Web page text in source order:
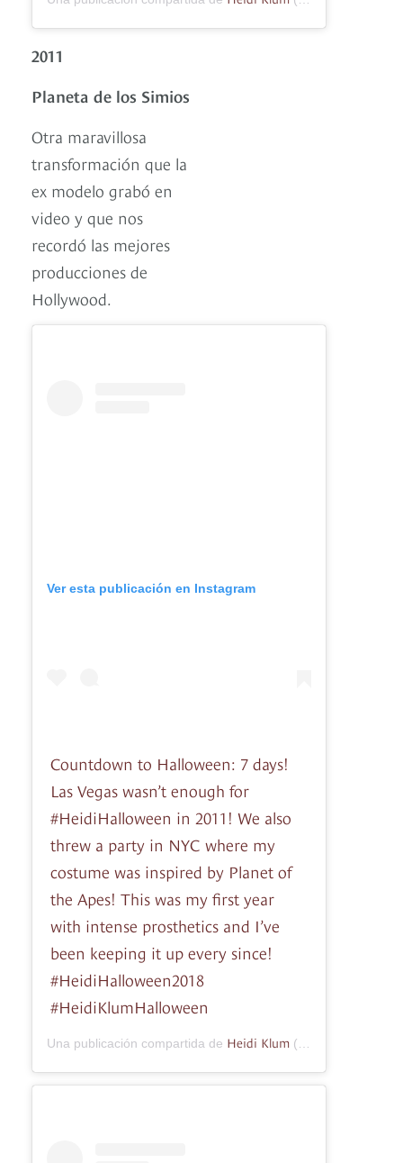
2011
Planeta de los Simios
Otra maravillosa
transformación que la
ex modelo grabó en
video y que nos
recordó las mejores
producciones de
Hollywood.
Ver esta publicación en Instagram
Countdown to Halloween: 7 days!
Las Vegas wasn’t enough for
#HeidiHalloween in 2011! We also
threw a party in NYC where my
costume was inspired by Planet of
the Apes! This was my first year
with intense prosthetics and I’ve
been keeping it up every since!
#HeidiHalloween2018
#HeidiKlumHalloween
Una publicación compartida de Heidi Klum (@heidiklum) el